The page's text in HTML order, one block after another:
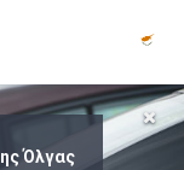
Όλγας